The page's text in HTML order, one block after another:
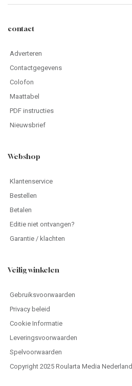
contact
Adverteren
Contactgegevens
Colofon
Maattabel
PDF instructies
Nieuwsbrief
Webshop
Klantenservice
Bestellen
Betalen
Editie niet ontvangen?
Garantie / klachten
Veilig winkelen
Gebruiksvoorwaarden
Privacy beleid
Cookie Informatie
Leveringsvoorwaarden
Spelvoorwaarden
Copyright 2025 Roularta Media Nederland